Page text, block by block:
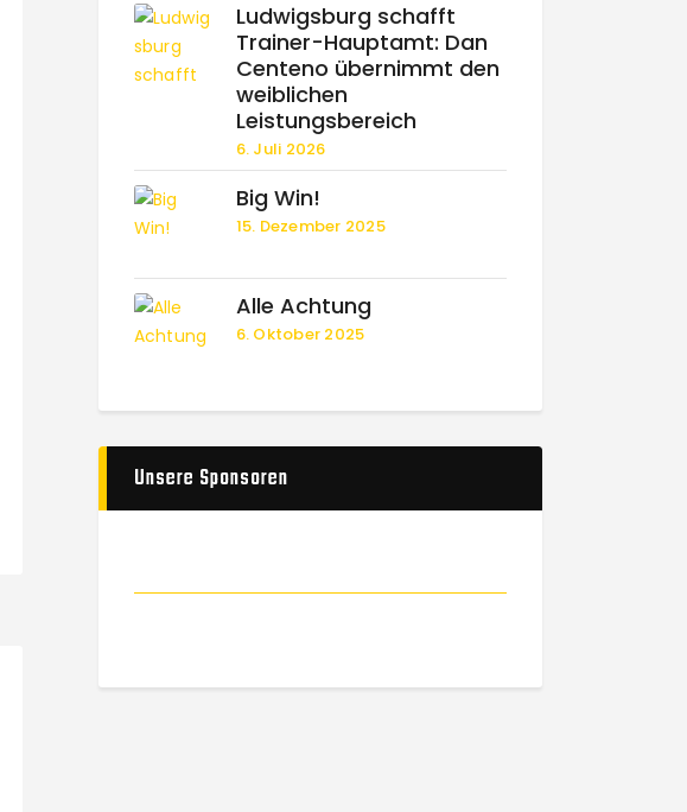
Ludwigsburg schafft
Trainer-Hauptamt: Dan
Centeno übernimmt den
weiblichen
Leistungsbereich
6. Juli 2026
Big Win!
15. Dezember 2025
Alle Achtung
6. Oktober 2025
Unsere Sponsoren